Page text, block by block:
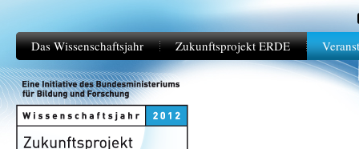
Das Wissenschaftsjahr Zukunftsprojekt ERDE